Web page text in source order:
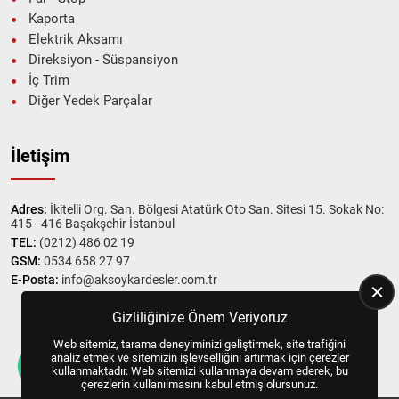
Kaporta
Elektrik Aksamı
Direksiyon - Süspansiyon
İç Trim
Diğer Yedek Parçalar
İletişim
Adres: İkitelli Org. San. Bölgesi Atatürk Oto San. Sitesi 15. Sokak No:
415 - 416 Başakşehir İstanbul
TEL: (0212) 486 02 19
GSM: 0534 658 27 97
E-Posta: info@aksoykardesler.com.tr
Copyright © 2025, All Right ReservedUS YAZILIM
Gizliliğinize Önem Veriyoruz
Web sitemiz, tarama deneyiminizi geliştirmek, site trafiğini
analiz etmek ve sitemizin işlevselliğini artırmak için çerezler
kullanmaktadır. Web sitemizi kullanmaya devam ederek, bu
çerezlerin kullanılmasını kabul etmiş olursunuz.